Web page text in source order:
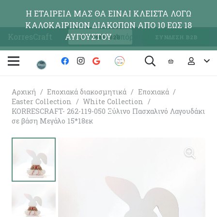
KorresCraft ΕΓΓΡΑΦΗ Β2Β ΣΥΝΔΕΣΗ Β2Β
Αρχική / Εποχιακά διακοσμητικά / Εποχιακά /
Easter Collection / White Collection /
KORRESCRAFT- 262-119-050 Ξύλινο Πασχαλινό Λαγουδάκι
σε βάση Μεγάλο 15*18εκ
Η ΕΤΑΙΡΕΙΑ ΜΑΣ ΘΑ ΕΙΝΑΙ ΚΛΕΙΣΤΑ ΛΟΓΩ
ΚΑΛΟΚΑΙΡΙΝΩΝ ΔΙΑΚΟΠΩΝ ΑΠΟ 10 ΕΩΣ 18
ΑΥΓΟΥΣΤΟΥΑπόρριψη